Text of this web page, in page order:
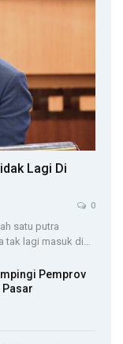
Lagi Di
0
satu putra
tak lagi masuk di…
Pemprov
Pasar